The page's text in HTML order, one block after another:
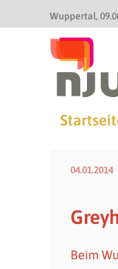
Wuppertal
04.01.2014
Beim